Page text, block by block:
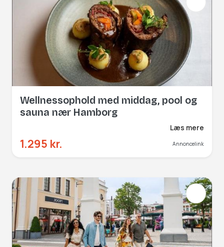
Wellnessophold med middag, pool og
sauna nær Hamborg
Læs mere
1.295 kr. Annoncelink